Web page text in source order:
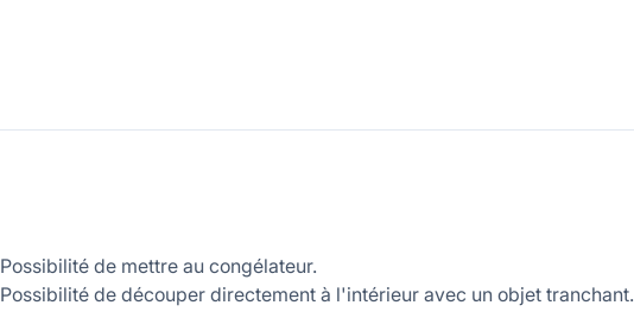
Possibilité de mettre au congélateur.
Possibilité de découper directement à l'intérieur avec un objet tranchant.